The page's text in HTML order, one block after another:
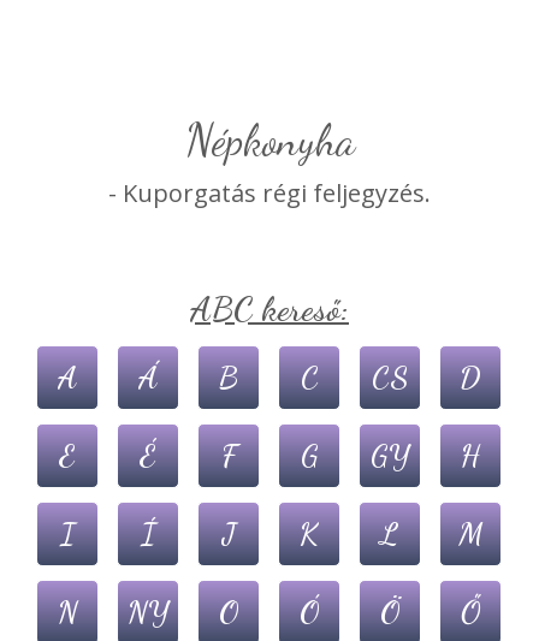
népkonyha
- Kuporgatás régi feljegyzés.
ABC kereső:
A Á B C CS D
E É F G GY H
I Í J K L M
N NY O Ó Ö Ő